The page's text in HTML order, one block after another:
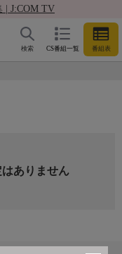
| J:COM TV
CS番組一覧 番組表
検索
ありません